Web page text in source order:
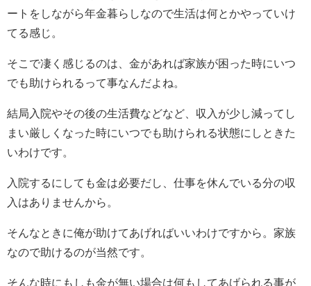
ートをしながら年金暮らしなので生活は何とかやっていけ
てる感じ。
そこで凄く感じるのは、金があれば家族が困った時にいつ
でも助けられるって事なんだよね。
結局入院やその後の生活費などなど、収入が少し減ってし
まい厳しくなった時にいつでも助けられる状態にしときた
いわけです。
入院するにしても金は必要だし、仕事を休んでいる分の収
入はありませんから。
そんなときに俺が助けてあげればいいわけですから。家族
なので助けるのが当然です。
そんな時にもしも金が無い場合は何もしてあげられる事が